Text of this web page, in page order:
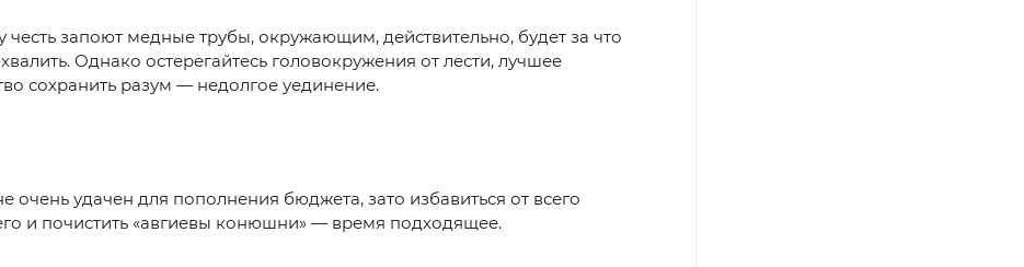
честь запоют медные трубы, окружающим, действительно, будет за что
Однако остерегайтесь головокружения от лести, лучшее
сохранить разум — недолгое уединение.
очень удачен для пополнения бюджета, зато избавиться от всего
и почистить «авгиевы конюшни» — время подходящее.